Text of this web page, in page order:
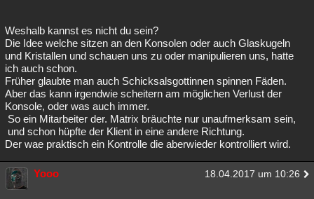
Weshalb kannst es nicht du sein?
Die Idee welche sitzen an den Konsolen oder auch Glaskugeln
und Kristallen und schauen uns zu oder manipulieren uns, hatte
ich auch schon.
Früher glaubte man auch Schicksalsgottinnen spinnen Fäden.
Aber das kann irgendwie scheitern am möglichen Verlust der
Konsole, oder was auch immer.
So ein Mitarbeiter der. Matrix bräuchte nur unaufmerksam sein,
und schon hüpfte der Klient in eine andere Richtung.
Der wae praktisch ein Kontrolle die aberwieder kontrolliert wird.
Yooo 18.04.2017 um 10:26